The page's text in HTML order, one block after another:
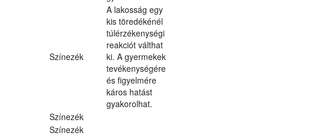
Színezék
A lakosság egy
kis töredékénél
túlérzékenységi
reakciót válthat
ki. A gyermekek
tevékenységére
és figyelmére
káros hatást
gyakorolhat.
Színezék
Színezék